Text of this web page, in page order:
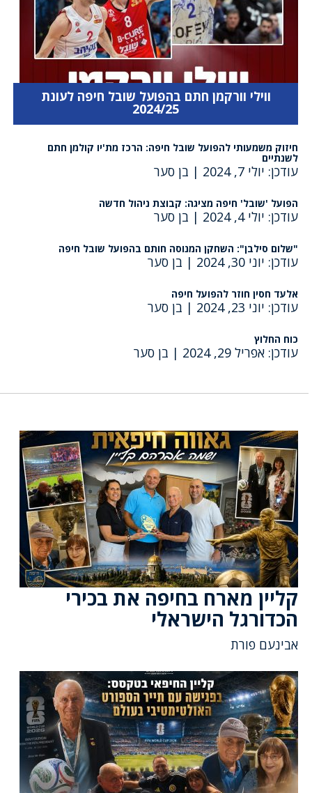
ווילי וורקמן חתם בהפועל שובל חיפה לעונת
2024/25
חיזוק משמעותי להפועל שובל חיפה: הרכז מת'יו קולמן חתם
לשנתיים
עודכן: יולי 7, 2024 | בן סער
הפועל 'שובל' חיפה מציגה: קבוצת ניהול חדשה
עודכן: יולי 4, 2024 | בן סער
"שלום סילבן": השחקן המנוסה חותם בהפועל שובל חיפה
עודכן: יוני 30, 2024 | בן סער
אלעד חסין חוזר להפועל חיפה
עודכן: יוני 23, 2024 | בן סער
כוח החלוץ
עודכן: אפריל 29, 2024 | בן סער
קליין מארח בחיפה את בכירי
הכדורגל הישראלי
אבינעם פורת